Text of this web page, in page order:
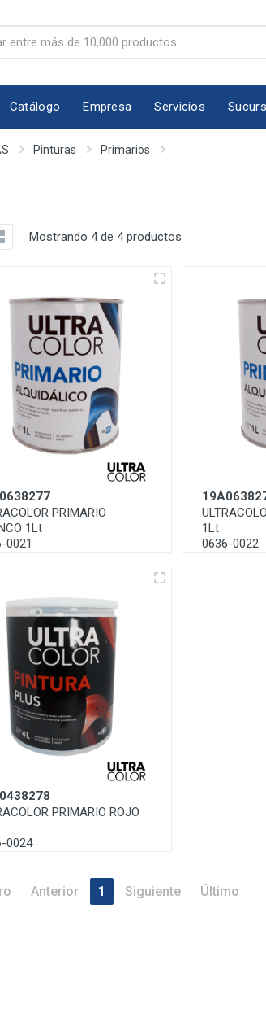
Catálogo Empresa Servicios
Pinturas Primarios
Mostrando 4 de 4 productos
PRIMARIO
1Lt
0021
1Lt
0636-0022
PRIMARIO ROJO
0024
Anterior 1 Siguiente Último